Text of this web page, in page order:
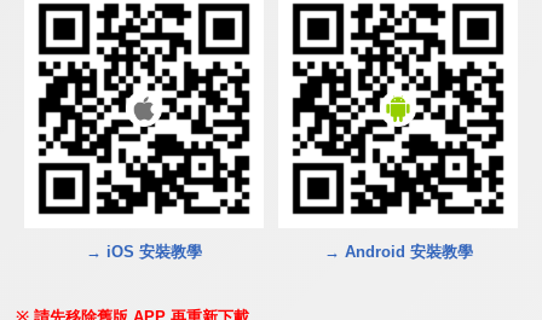
→ iOS 安裝教學 → Android 安裝教學